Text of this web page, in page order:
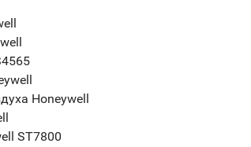
Honeywell
ST7800